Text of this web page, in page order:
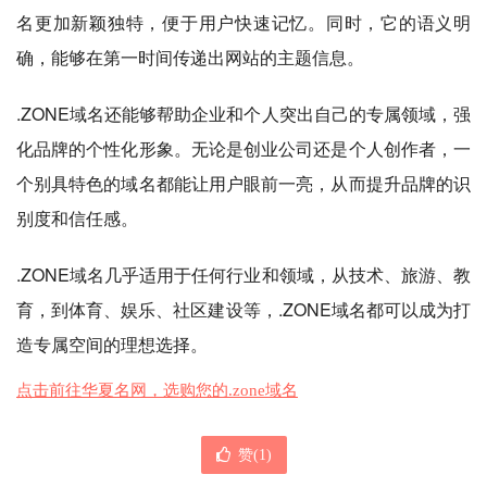
名更加新颖独特，便于用户快速记忆。同时，它的语义明
确，能够在第一时间传递出网站的主题信息。
.ZONE域名还能够帮助企业和个人突出自己的专属领域，强
化品牌的个性化形象。无论是创业公司还是个人创作者，一
个别具特色的域名都能让用户眼前一亮，从而提升品牌的识
别度和信任感。
.ZONE域名几乎适用于任何行业和领域，从技术、旅游、教
育，到体育、娱乐、社区建设等，.ZONE域名都可以成为打
造专属空间的理想选择。
点击前往华夏名网，选购您的.zone域名
赞(1)